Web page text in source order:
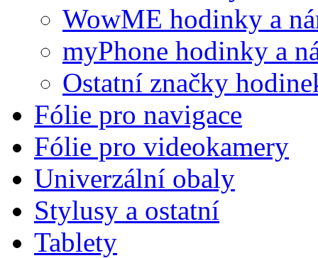
WowME hodinky a
myPhone hodinky a
Ostatní značky
Fólie pro navigace
Fólie pro videokamery
Univerzální obaly
Stylusy a ostatní
Tablety